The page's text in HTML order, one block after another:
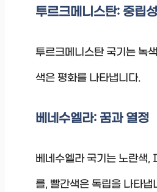
투르크메니스탄: 중립
투르크메니스탄 국기는 녹
색은 평화를 나타냅니다.
베네수엘라: 꿈과 열정
베네수엘라 국기는 노란색,
를, 빨간색은 독립을 나타냅